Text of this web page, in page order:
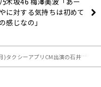
やに対する気持ちは初めて
の感じなの」
リCM出演の石井杏奈、タクシーに乗った時そのCMを見る？【駒木根葵汰のレコメン！】